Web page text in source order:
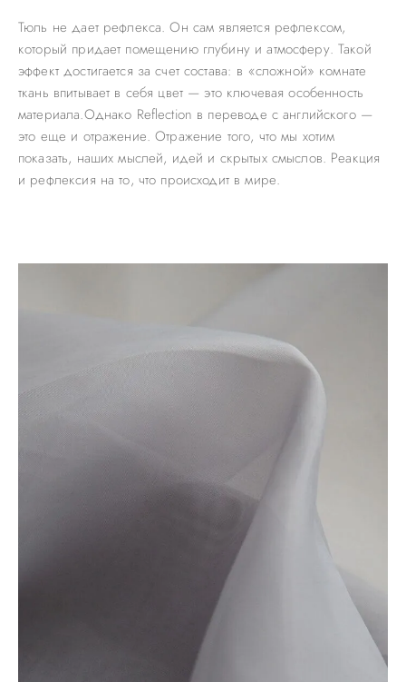
Тюль не дает рефлекса. Он сам является рефлексом,
который придает помещению глубину и атмосферу. Такой
эффект достигается за счет состава: в «сложной» комнате
ткань впитывает в себя цвет — это ключевая особенность
материала.Однако Reflection в переводе с английского —
это еще и отражение. Отражение того, что мы хотим
показать, наших мыслей, идей и скрытых смыслов. Реакция
и рефлексия на то, что происходит в мире.